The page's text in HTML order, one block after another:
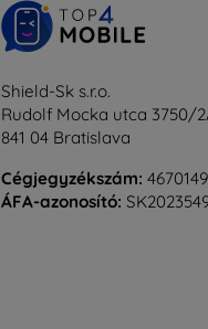
Shield-Sk s.r.o.
Rudolf Mocka utca 3750/
841 04 Bratislava
Cégjegyzékszám:
ÁFA-azonosító: